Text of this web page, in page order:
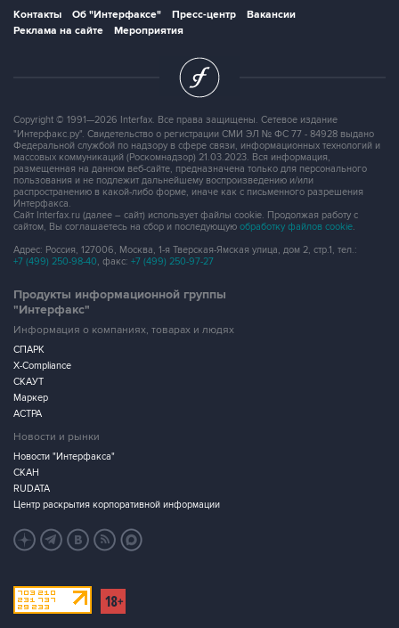
Контакты Об "Интерфаксе" Пресс-центр
Вакансии
Реклама на сайте
Мероприятия
Copyright © 1991—2026 Interfax. Все права защищены. Сетевое издание
"Интерфакс.ру". Свидетельство о регистрации СМИ ЭЛ № ФС 77 - 84928 выдано
Федеральной службой по надзору в сфере связи, информационных технологий и
массовых коммуникаций (Роскомнадзор) 21.03.2023. Вся информация,
размещенная на данном веб-сайте, предназначена только для персонального
пользования и не подлежит дальнейшему воспроизведению и/или
распространению в какой-либо форме, иначе как с письменного разрешения
Интерфакса.
Сайт Interfax.ru (далее – сайт) использует файлы cookie. Продолжая работу с
сайтом, Вы соглашаетесь на сбор и последующую обработку файлов cookie.
Адрес: Россия, 127006, Москва, 1-я Тверская-Ямская улица, дом 2, стр.1, тел.:
+7 (499) 250-98-40, факс: +7 (499) 250-97-27
Продукты информационной группы
"Интерфакс"
Информация о компаниях, товарах и людях
СПАРК
X-Compliance
СКАУТ
Маркер
АСТРА
Новости и рынки
Новости "Интерфакса"
СКАН
RUDATA
Центр раскрытия корпоративной информации